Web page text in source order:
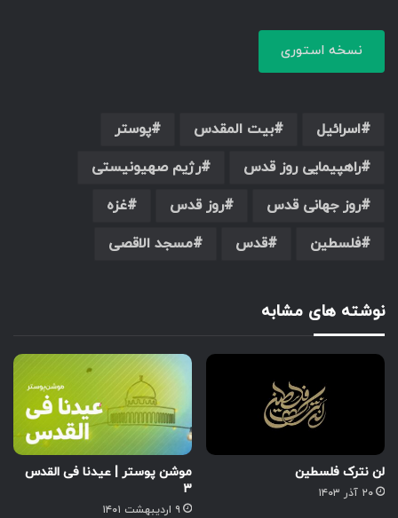
نسخه استوری
اسرائیل بیت المقدس
پوستر
راهپیمایی روز قدس
رژیم صهیونیستی
روز جهانی قدس
روز قدس
غزه
فلسطین
قدس مسجد الاقصی
نوشته های مشابه
لن نترک فلسطین
۲۰ آذر ۱۴۰۳
موشن پوستر | عیدنا فی القدس
۳
۹ اردیبهشت ۱۴۰۱